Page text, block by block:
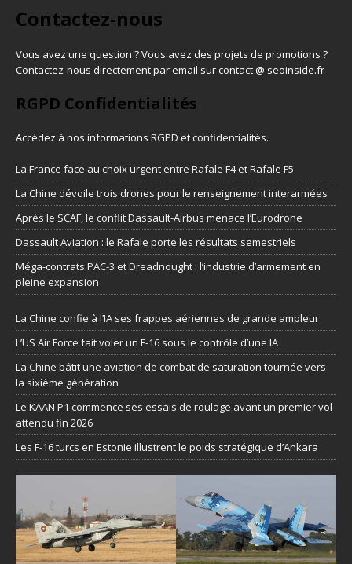
Contactez-nous
Vous avez une question ? Vous avez des projets de promotions ?
Contactez-nous directement par email sur contact @ seoinside.fr
RGPD Confidentialités
Accédez à nos informations RGPD et confidentialités.
La France face au choix urgent entre Rafale F4 et Rafale F5
La Chine dévoile trois drones pour le renseignement interarmées
Après le SCAF, le conflit Dassault-Airbus menace l’Eurodrone
Dassault Aviation : le Rafale porte les résultats semestriels
Méga-contrats PAC-3 et Dreadnought : l’industrie d’armement en
pleine expansion
La Chine confie à l’IA ses frappes aériennes de grande ampleur
L’US Air Force fait voler un F-16 sous le contrôle d’une IA
La Chine bâtit une aviation de combat de saturation tournée vers
la sixième génération
Le KAAN P1 commence ses essais de roulage avant un premier vol
attendu fin 2026
Les F-16 turcs en Estonie illustrent le poids stratégique d’Ankara